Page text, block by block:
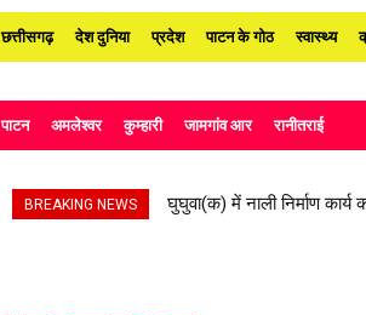
छत्तीसगढ़ देश दुनिया प्रदेश पाटन के गोठ स्वास्थ्य
पाटन अमलेश्वर कुम्हारी जामगांव आर रानीतराई
BREAKING NEWS स्काउट गाइड के बच्चों ने रैली